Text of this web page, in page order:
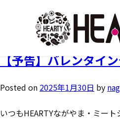
タグ:感謝の気
【予告】バレンタイ
Posted on 2025年1月30日 by
いつもHEARTYながやま・ミー